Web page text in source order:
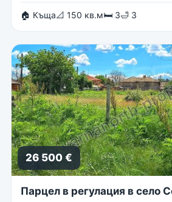
🏠 Къща📐 150 кв.м🛏 3🛁 3
26 500 €
Парцел в регулация в село